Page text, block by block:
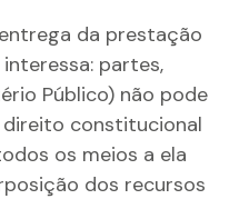
da prestação
partes,
Público) não pode
direito constitucional
os meios a ela
dos recursos